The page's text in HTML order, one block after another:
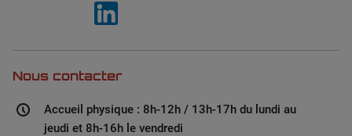
Nous contacter
Accueil physique : 8h-12h / 13h-17h du lundi au
jeudi et 8h-16h le vendredi